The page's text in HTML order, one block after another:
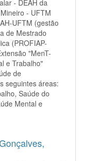
- DEAH da
- UFTM
UFTM (gestão
de Mestrado
(PROFIAP-
"MenT-
e Trabalho"
de
seguintes áreas:
Saúde do
Mental e